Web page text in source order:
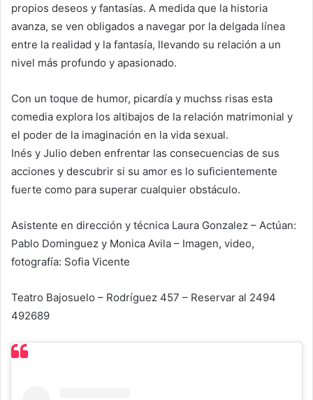
propios deseos y fantasías. A medida que la historia
avanza, se ven obligados a navegar por la delgada línea
entre la realidad y la fantasía, llevando su relación a un
nivel más profundo y apasionado.
Con un toque de humor, picardía y muchss risas esta
comedia explora los altibajos de la relación matrimonial y
el poder de la imaginación en la vida sexual.
Inés y Julio deben enfrentar las consecuencias de sus
acciones y descubrir si su amor es lo suficientemente
fuerte como para superar cualquier obstáculo.
Asistente en dirección y técnica Laura Gonzalez – Actúan:
Pablo Dominguez y Monica Avila – Imagen, video,
fotografía: Sofia Vicente
Teatro Bajosuelo – Rodríguez 457 – Reservar al 2494
492689